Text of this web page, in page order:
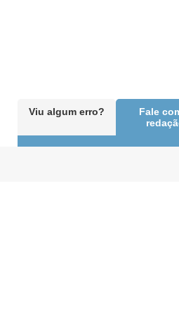
Viu algum erro?
Fale